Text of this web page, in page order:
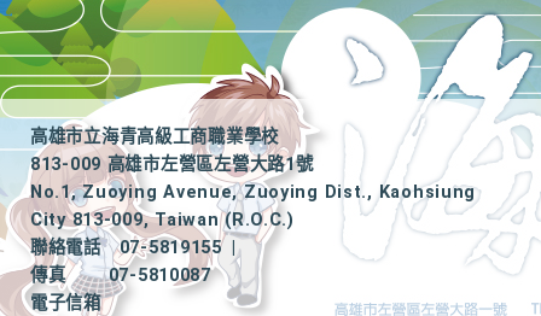
高雄市立海青高級工商職業學校
813-009 高雄市左營區左營大路1號
No.1, Zuoying Avenue, Zuoying Dist., Kaohsiung
City 813-009, Taiwan (R.O.C.)
聯絡電話
07-5819155
|
傳真
07-5810087
電子信箱